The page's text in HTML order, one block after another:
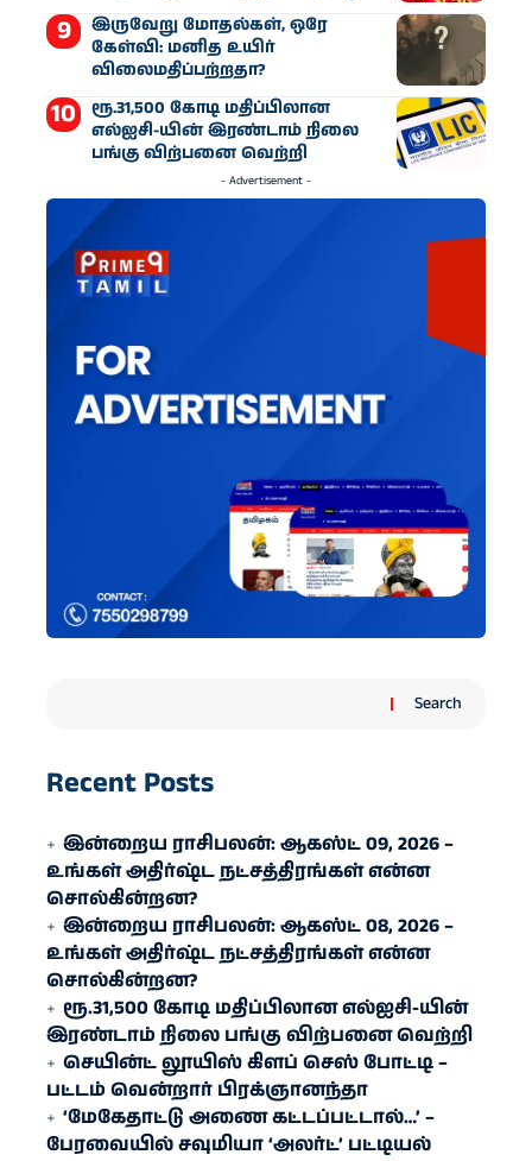
இருவேறு மோதல்கள், ஒரே
கேள்வி: மனித உயிர்
விலைமதிப்பற்றதா?
ரூ.31,500 கோடி மதிப்பிலான
எல்ஐசி-​யின் இரண்​டாம் நிலை
பங்கு விற்பனை வெற்றி
- Advertisement -
Search
Recent Posts
இன்றைய ராசிபலன்: ஆகஸ்ட் 09, 2026 –
உங்கள் அதிர்ஷ்ட நட்சத்திரங்கள் என்ன
சொல்கின்றன?
இன்றைய ராசிபலன்: ஆகஸ்ட் 08, 2026 –
உங்கள் அதிர்ஷ்ட நட்சத்திரங்கள் என்ன
சொல்கின்றன?
ரூ.31,500 கோடி மதிப்பிலான எல்ஐசி-​யின்
இரண்​டாம் நிலை பங்கு விற்பனை வெற்றி
செயின்ட் லூயிஸ் கிளப் செஸ் போட்டி –
பட்டம் வென்றார் பிரக்ஞானந்தா
‘மேகேதாட்டு அணை கட்டப்பட்டால்…’ –
பேரவையில் சவுமியா ‘அலர்ட்’ பட்டியல்